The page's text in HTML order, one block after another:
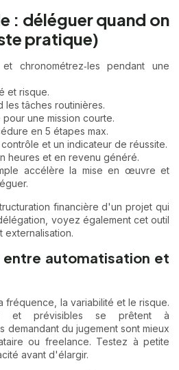
: déléguer quand on
pratique)
chronométrez‑les pendant une
et risque.
les tâches routinières.
une mission courte.
en 5 étapes max.
et un indicateur de réussite.
heures et en revenu généré.
accélère la mise en œuvre et
financière d'un projet qui
voyez également cet outil
externalisation.
entre automatisation et
fréquence, la variabilité et le risque.
et prévisibles se prêtent à
demandant du jugement sont mieux
ou freelance. Testez à petite
avant d'élargir.